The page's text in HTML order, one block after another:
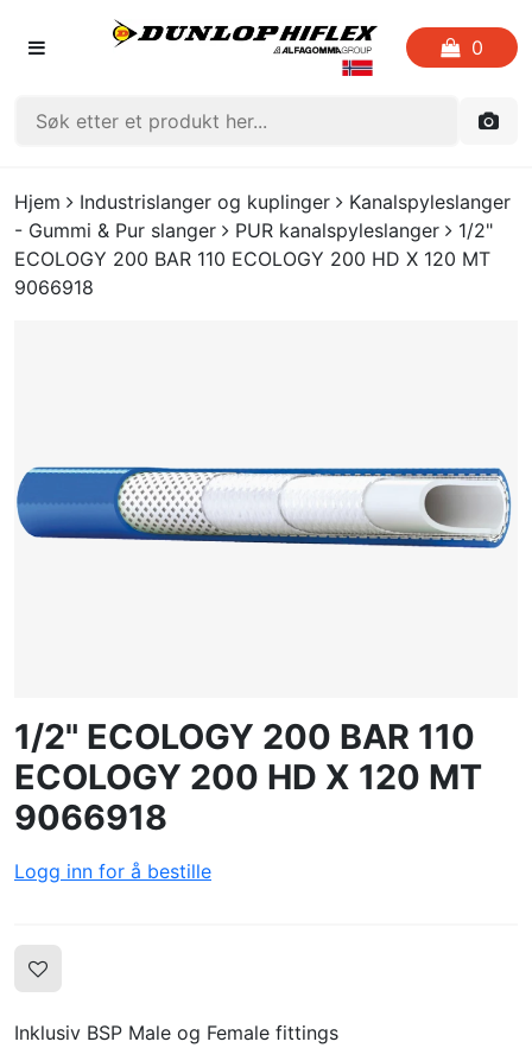
0
FORSIDEN
LISTE OVER FAVORITTER
LOGG INN
OPPRETTE PROFIL
Hjem Industrislanger og kuplinger
Kanalspyleslanger
- Gummi & Pur slanger
PUR kanalspyleslanger
1/2"
ECOLOGY 200 BAR 110 ECOLOGY 200 HD X 120 MT
9066918
1/2" ECOLOGY 200 BAR 110
ECOLOGY 200 HD X 120 MT
9066918
Logg inn for å bestille
Inklusiv BSP Male og Female fittings